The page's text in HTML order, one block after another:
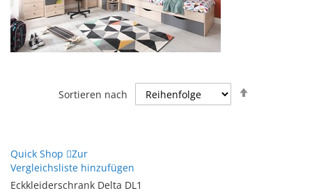
Sortieren nach
Quick Shop
Zur
Vergleichsliste hinzufügen
Eckkleiderschrank Delta DL1